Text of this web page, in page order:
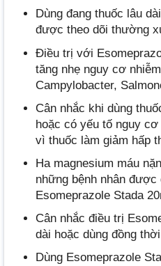
Dùng đang thuốc lâu
được theo dõi thường
Điều trị với
tăng nhẹ nguy cơ
Campylobacter,
Cân nhắc khi dùng
hoặc có yếu tố nguy
vì thuốc làm giảm hấp
Ha magnesium máu
những bệnh nhân được
Esomeprazole Stada
Cân nhắc điều trị
dài hoặc dùng đồng
Dùng Esomeprazole